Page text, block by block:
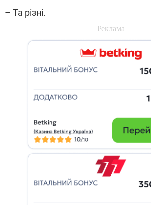
– Та різні.